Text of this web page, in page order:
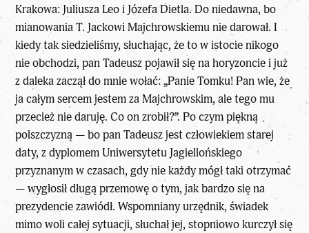
Krakowa: Juliusza Leo i Józefa Dietla. Do niedawna, bo
mianowania T. Jackowi Majchrowskiemu nie darował. I
kiedy tak siedzieliśmy, słuchając, że to w istocie nikogo
nie obchodzi, pan Tadeusz pojawił się na horyzoncie i już
z daleka zaczął do mnie wołać: „Panie Tomku! Pan wie, że
ja całym sercem jestem za Majchrowskim, ale tego mu
przecież nie daruję. Co on zrobił?”. Po czym piękną
polszczyzną — bo pan Tadeusz jest człowiekiem starej
daty, z dyplomem Uniwersytetu Jagiellońskiego
przyznanym w czasach, gdy nie każdy mógł taki otrzymać
— wygłosił długą przemowę o tym, jak bardzo się na
prezydencie zawiódł. Wspomniany urzędnik, świadek
mimo woli całej sytuacji, słuchał jej, stopniowo kurczył się